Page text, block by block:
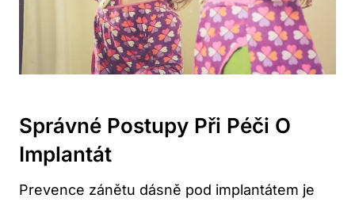
Správné Postupy Při Péči O
Implantát
Prevence zánětu dásně pod implantátem je